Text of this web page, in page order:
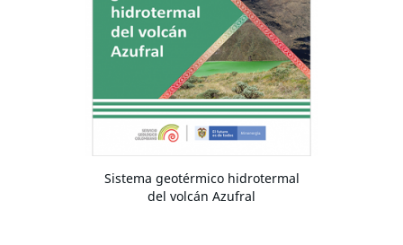
Sistema geotérmico hidrotermal
del volcán Azufral